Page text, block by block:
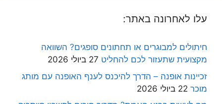
עלו לאחרונה באתר:
חיתולים למבוגרים או תחתונים סופגים? השוואה
מקצועית שתעזור לכם להחליט 27 ביולי 2026
זכיינות אופנה – הדרך להיכנס לענף האופנה עם מותג
מוכר 22 ביולי 2026